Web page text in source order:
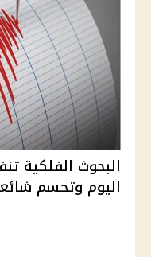
البحوث الفلكية
اليوم وتحسم